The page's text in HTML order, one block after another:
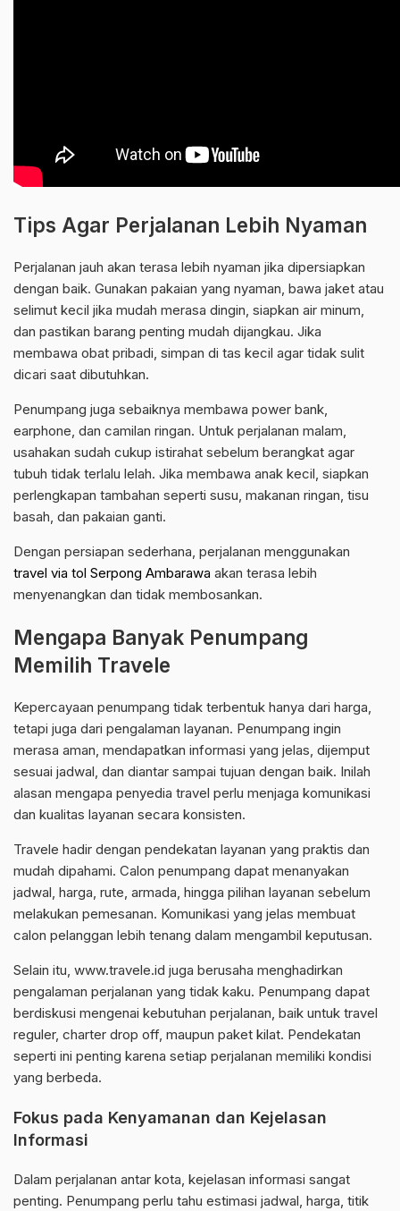
Tips Agar Perjalanan Lebih Nyaman
Perjalanan jauh akan terasa lebih nyaman jika dipersiapkan
dengan baik. Gunakan pakaian yang nyaman, bawa jaket atau
selimut kecil jika mudah merasa dingin, siapkan air minum,
dan pastikan barang penting mudah dijangkau. Jika
membawa obat pribadi, simpan di tas kecil agar tidak sulit
dicari saat dibutuhkan.
Penumpang juga sebaiknya membawa power bank,
earphone, dan camilan ringan. Untuk perjalanan malam,
usahakan sudah cukup istirahat sebelum berangkat agar
tubuh tidak terlalu lelah. Jika membawa anak kecil, siapkan
perlengkapan tambahan seperti susu, makanan ringan, tisu
basah, dan pakaian ganti.
Dengan persiapan sederhana, perjalanan menggunakan
travel via tol Serpong Ambarawa akan terasa lebih
menyenangkan dan tidak membosankan.
Mengapa Banyak Penumpang
Memilih Travele
Kepercayaan penumpang tidak terbentuk hanya dari harga,
tetapi juga dari pengalaman layanan. Penumpang ingin
merasa aman, mendapatkan informasi yang jelas, dijemput
sesuai jadwal, dan diantar sampai tujuan dengan baik. Inilah
alasan mengapa penyedia travel perlu menjaga komunikasi
dan kualitas layanan secara konsisten.
Travele hadir dengan pendekatan layanan yang praktis dan
mudah dipahami. Calon penumpang dapat menanyakan
jadwal, harga, rute, armada, hingga pilihan layanan sebelum
melakukan pemesanan. Komunikasi yang jelas membuat
calon pelanggan lebih tenang dalam mengambil keputusan.
Selain itu, www.travele.id juga berusaha menghadirkan
pengalaman perjalanan yang tidak kaku. Penumpang dapat
berdiskusi mengenai kebutuhan perjalanan, baik untuk travel
reguler, charter drop off, maupun paket kilat. Pendekatan
seperti ini penting karena setiap perjalanan memiliki kondisi
yang berbeda.
Fokus pada Kenyamanan dan Kejelasan
Informasi
Dalam perjalanan antar kota, kejelasan informasi sangat
penting. Penumpang perlu tahu estimasi jadwal, harga, titik